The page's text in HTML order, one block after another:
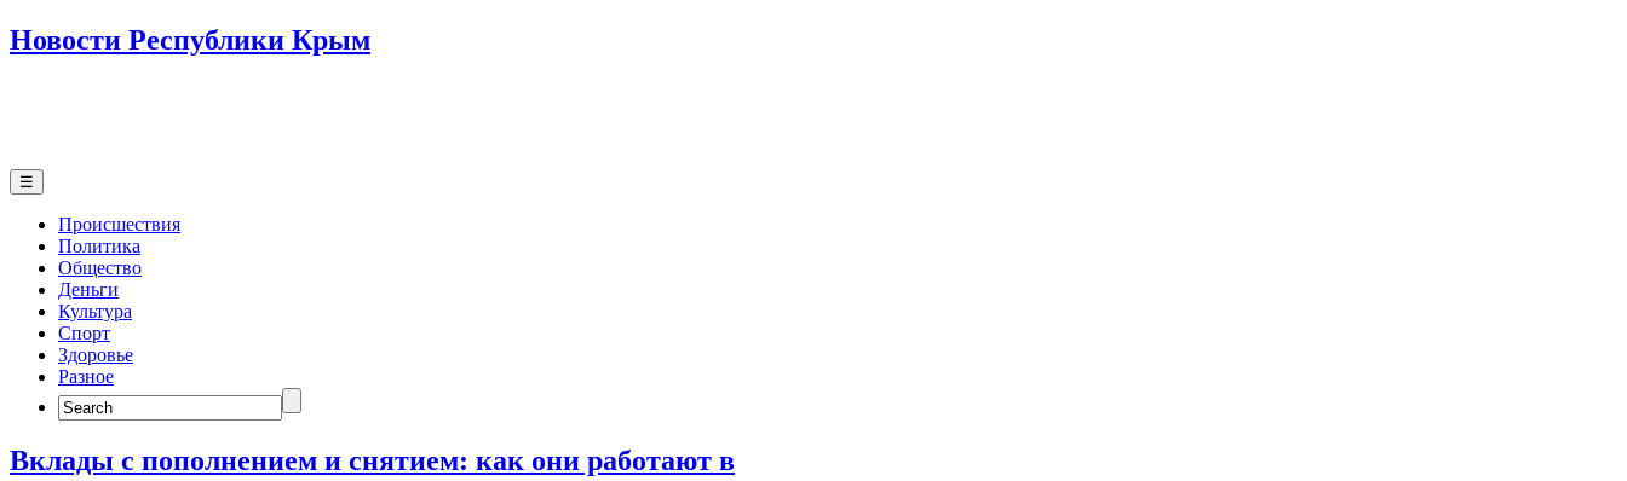
Новости Республики Крым
☰
Происшествия
Политика
Общество
Деньги
Культура
Спорт
Здоровье
Разное
Search
for:
Вклады с пополнением и снятием: как они работают в